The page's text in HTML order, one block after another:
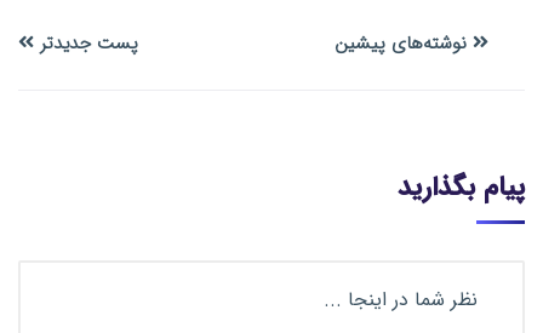
نوشته‌های پیشین پست جدیدتر
پیام بگذارید